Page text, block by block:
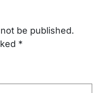
be published.
*